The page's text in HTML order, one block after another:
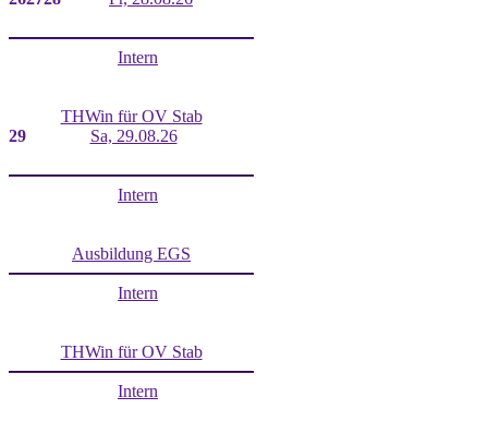
Intern
THWin für OV Stab
29
Sa, 29.08.26
Intern
Ausbildung EGS
Intern
THWin für OV Stab
Intern